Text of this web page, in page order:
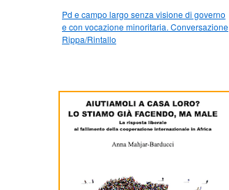
Pd e campo largo senza visione di governo
e con vocazione minoritaria. Conversazione
Rippa/Rintallo